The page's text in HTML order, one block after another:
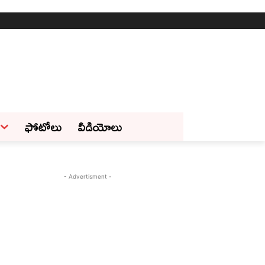
ఫోటోలు వీడియోలు
- Advertisment -